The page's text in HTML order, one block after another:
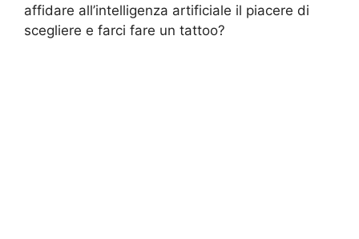
affidare all’intelligenza artificiale il piacere di
scegliere e farci fare un tattoo?